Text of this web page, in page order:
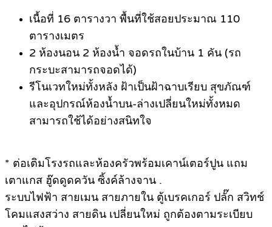
เนื้อที่ 16 ตารางวา พื้นที่ใช้สอยประมาณ 110
ตารางเมตร
2 ห้องนอน 2 ห้องน้ำ จอดรถในบ้าน 1 คัน (รถ
กระบะสามารถจอดได้)
รีโนเวทใหม่ทั้งหลัง ฝ้าเป็นฝ้าฉาบเรียบ สุขภัณฑ์
และอุปกรณ์ห้องน้ำบน-ล่างเปลี่ยนใหม่ทั้งหมด
สามารถใช้ได้อย่างสนิทใจ
* ต่อเติมโรงรถและห้องครัวพร้อมเคาน์เตอร์ปูน แถม
เตาแกส ฮู๊ดดูดควัน ซิ้งค์ล้างจาน .
ระบบไฟฟ้า สายเมน สายภายใน ตู้เบรคเกอร์ ปลั๊ก สวิทช์
โคมแสงสว่าง สายดิน เปลี่ยนใหม่ ถูกต้องตามระเบียบ